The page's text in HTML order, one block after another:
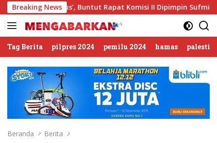
Langsung
ke
konten
Breaking News
Sirkus’, Buntut Rapat Komisi II Dipimpin Sufmi Dasco
Tag Berita pilpres 2024 pemilu 2024 hamas
Beranda Berita